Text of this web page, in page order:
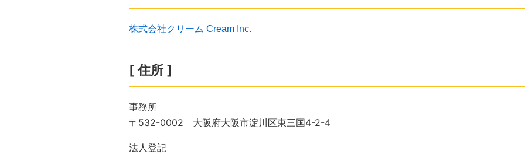
株式会社クリーム Cream Inc.
[ 住所 ]
事務所
〒532-0002 大阪府大阪市淀川区東三国4-2-4
法人登記